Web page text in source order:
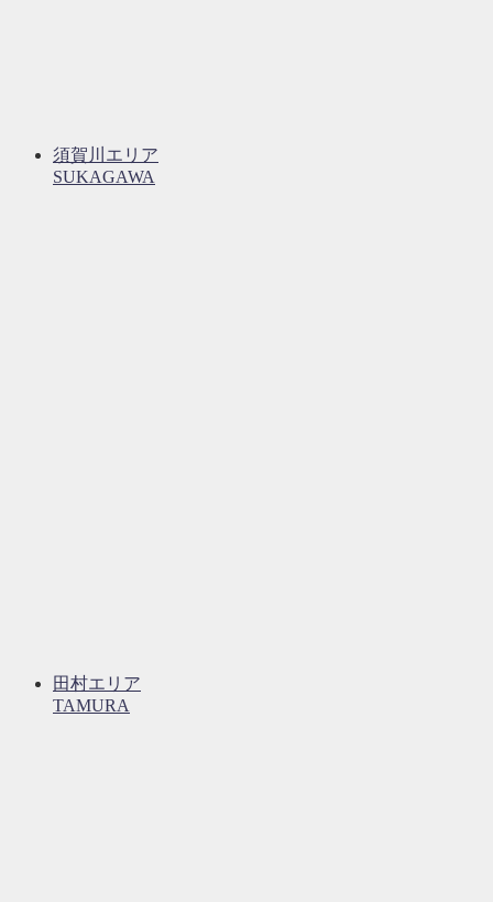
須賀川エリア
SUKAGAWA
田村エリア
TAMURA